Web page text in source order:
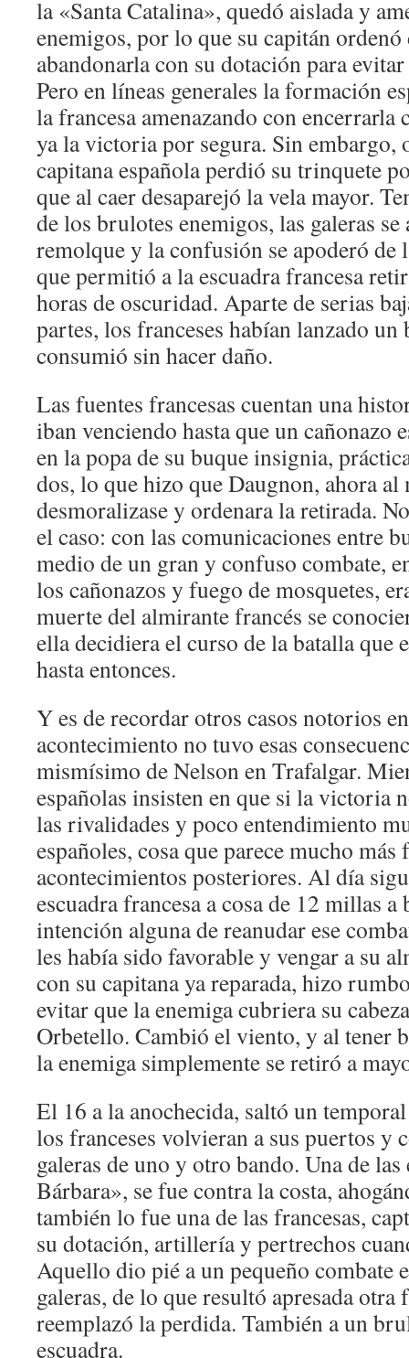
la «Santa Catalina», quedó aislada y
enemigos, por lo que su capitán
abandonarla con su dotación para
Pero en líneas generales la formación
la francesa amenazando con encerrarla
ya la victoria por segura. Sin embargo,
capitana española perdió su trinquete
que al caer desaparejó la vela mayor.
de los brulotes enemigos, las galeras
remolque y la confusión se apoderó de
que permitió a la escuadra francesa
horas de oscuridad. Aparte de serias
partes, los franceses habían lanzado un
consumió sin hacer daño.
Las fuentes francesas cuentan una
iban venciendo hasta que un cañonazo
en la popa de su buque insignia,
dos, lo que hizo que Daugnon, ahora al
desmoralizase y ordenara la retirada.
el caso: con las comunicaciones entre
medio de un gran y confuso combate,
los cañonazos y fuego de mosquetes,
muerte del almirante francés se
ella decidiera el curso de la batalla que
hasta entonces.
Y es de recordar otros casos notorios
acontecimiento no tuvo esas
mismísimo de Nelson en Trafalgar.
españolas insisten en que si la victoria
las rivalidades y poco entendimiento
españoles, cosa que parece mucho
acontecimientos posteriores. Al día
escuadra francesa a cosa de 12 millas
intención alguna de reanudar ese
les había sido favorable y vengar a su
con su capitana ya reparada, hizo
evitar que la enemiga cubriera su
Orbetello. Cambió el viento, y al tener
la enemiga simplemente se retiró a
El 16 a la anochecida, saltó un
los franceses volvieran a sus puertos y
galeras de uno y otro bando. Una de las
Bárbara», se fue contra la costa,
también lo fue una de las francesas,
su dotación, artillería y pertrechos
Aquello dio pié a un pequeño combate
galeras, de lo que resultó apresada otra
reemplazó la perdida. También a un
escuadra.